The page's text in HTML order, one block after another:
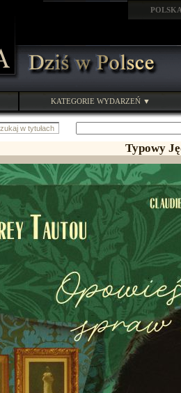
POLSKA
KATEGORIE WYDARZEŃ ▼
Typowy